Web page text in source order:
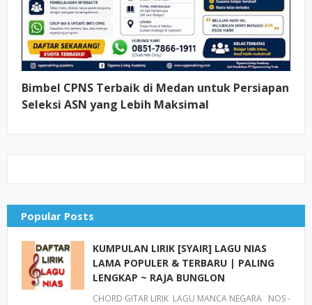
Bimbel CPNS Terbaik di Medan untuk Persiapan
Seleksi ASN yang Lebih Maksimal
Popular Posts
KUMPULAN LIRIK [SYAIR] LAGU NIAS
LAMA POPULER & TERBARU | PALING
LENGKAP ~ RAJA BUNGLON
CHORD GITAR LIRIK LAGU MANCA NEGARA NOS -